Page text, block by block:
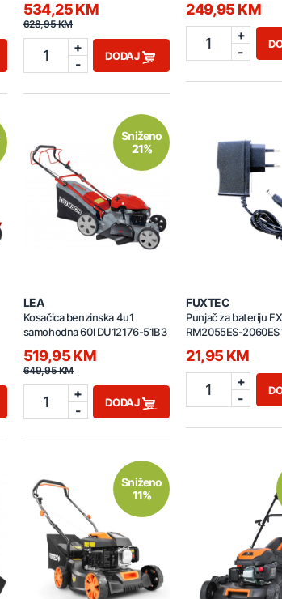
534,25 KM
628,95 KM
1
+
-
DODAJ
249,95 KM
1
+
-
Sniženo
21%
LEA
Kosačica benzinska 4u1
samohodna 60l DU12176-51B3
519,95 KM
649,95 KM
1
+
-
DODAJ
FUXTEC
Punjač za bateriju
RM2055ES-2060ES
21,95 KM
1
+
-
Sniženo
11%